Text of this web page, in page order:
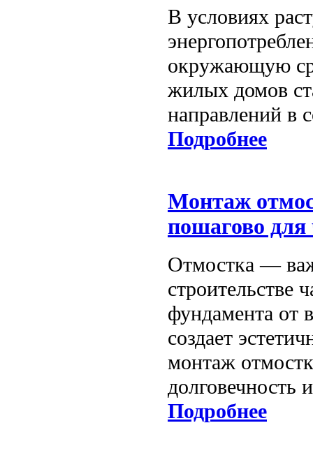
В условиях
окружающую
жилых домов
направлений в
Подробнее
Монтаж
пошагово для
Отмостка —
строительстве
фундамента от
создает
монтаж
долговечность
Подробнее